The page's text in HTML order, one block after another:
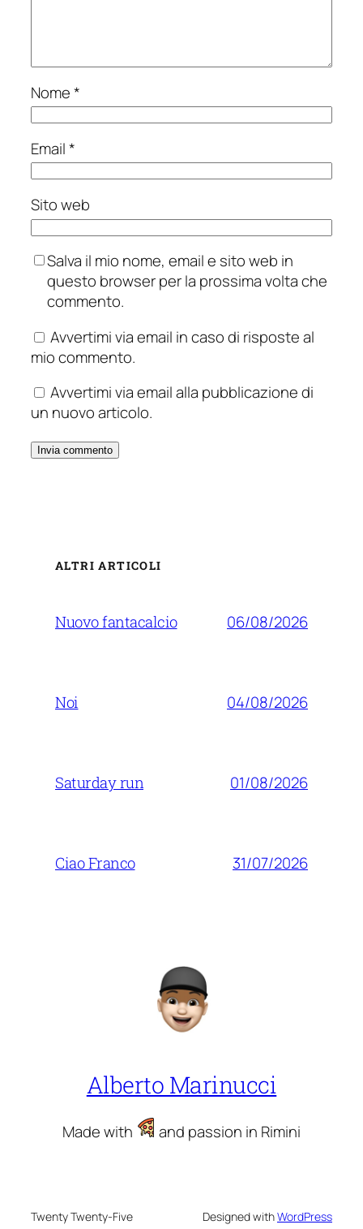
Nome*
Email*
Sito web
Salva il mio nome, email e sito web in
questo browser per la prossima volta che
commento.
Avvertimi via email in caso di risposte al
mio commento.
Avvertimi via email alla pubblicazione di
un nuovo articolo.
ALTRI ARTICOLI
Nuovo fantacalcio 06/08/2026
Noi 04/08/2026
Saturday run 01/08/2026
Ciao Franco 31/07/2026
Alberto Marinucci
Made with and passion in Rimini
Twenty Twenty-Five Designed withWordPress